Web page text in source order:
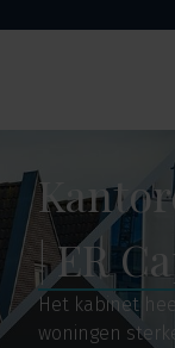
| ER
Het kabinet
woningen